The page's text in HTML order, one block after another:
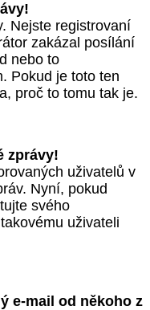
Nejste registrovaní
zakázal posílání
nebo to
Pokud je toto ten
proč to tomu tak je.
zprávy!
uživatelů v
Nyní, pokud
svého
uživateli
e-mail od někoho z